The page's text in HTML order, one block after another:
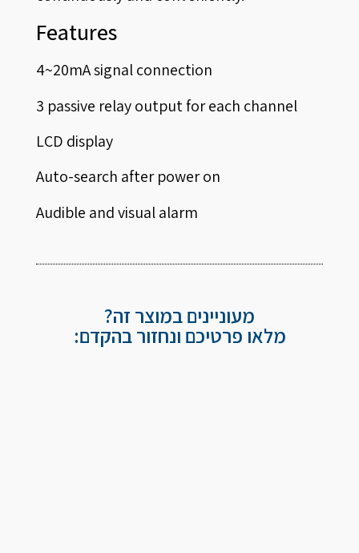
Features
4~20mA signal connection
3 passive relay output for each channel
LCD display
Auto-search after power on
Audible and visual alarm
מעוניינים במוצר זה?
מלאו פרטיכם ונחזור בהקדם: